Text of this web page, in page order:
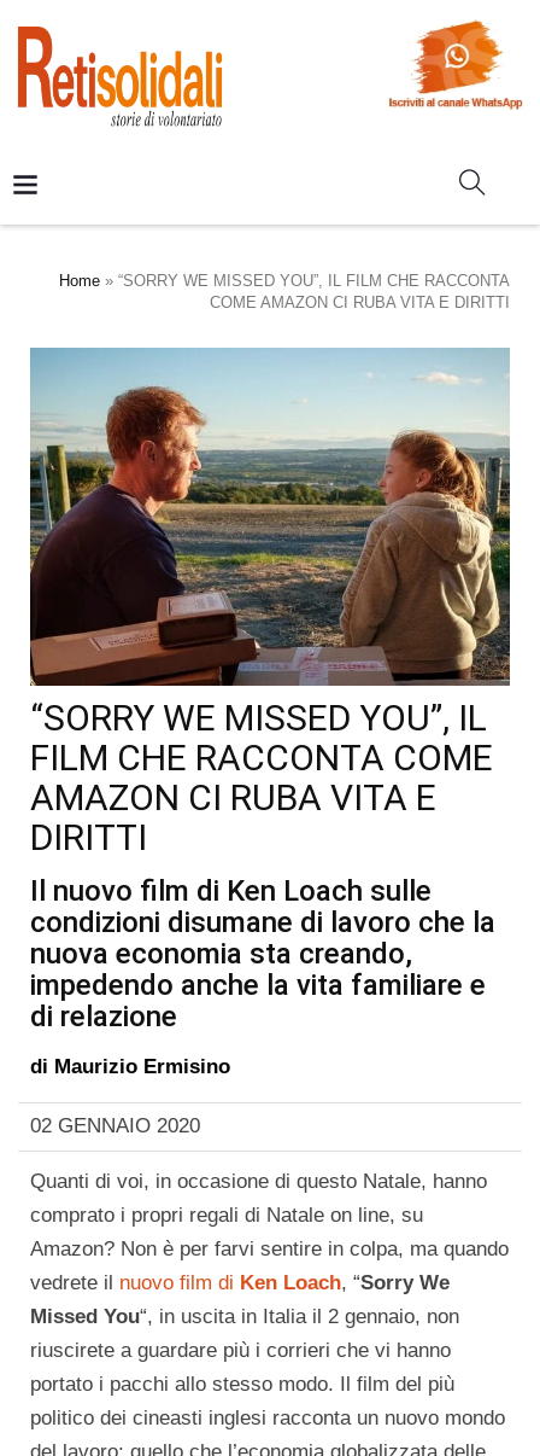
Home » “SORRY WE MISSED YOU”, IL FILM CHE RACCONTA
COME AMAZON CI RUBA VITA E DIRITTI
“SORRY WE MISSED YOU”, IL
FILM CHE RACCONTA COME
AMAZON CI RUBA VITA E
DIRITTI
Il nuovo film di Ken Loach sulle
condizioni disumane di lavoro che la
nuova economia sta creando,
impedendo anche la vita familiare e
di relazione
di Maurizio Ermisino
02 GENNAIO 2020
Quanti di voi, in occasione di questo Natale, hanno
comprato i propri regali di Natale on line, su
Amazon? Non è per farvi sentire in colpa, ma quando
vedrete il nuovo film di Ken Loach, “Sorry We
Missed You“, in uscita in Italia il 2 gennaio, non
riuscirete a guardare più i corrieri che vi hanno
portato i pacchi allo stesso modo. Il film del più
politico dei cineasti inglesi racconta un nuovo mondo